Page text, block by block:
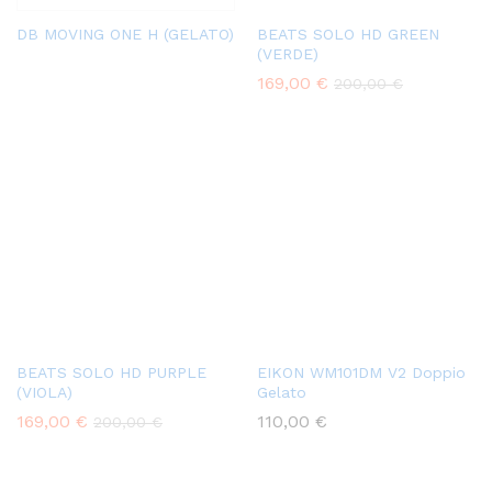
DB MOVING ONE H (GELATO)
BEATS SOLO HD GREEN
(VERDE)
169,00 € 200,00€
BEATS SOLO HD PURPLE
(VIOLA)
169,00 € 200,00€
EIKON WM101DM V2 Doppio
Gelato
110,00 €